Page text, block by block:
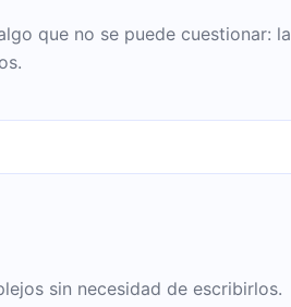
que no se puede cuestionar: la
sin necesidad de escribirlos.